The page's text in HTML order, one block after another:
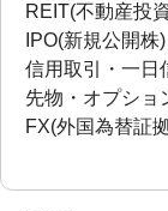
REIT(不動産投
IPO(新規公開
信用取引・一日
先物・オプショ
FX(外国為替証